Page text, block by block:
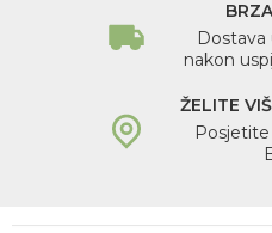
Dostava
nakon
ŽELITE